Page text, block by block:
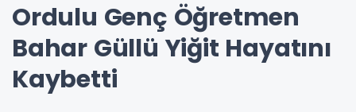
Ordulu Genç Öğretmen
Bahar Güllü Yiğit Hayatını
Kaybetti